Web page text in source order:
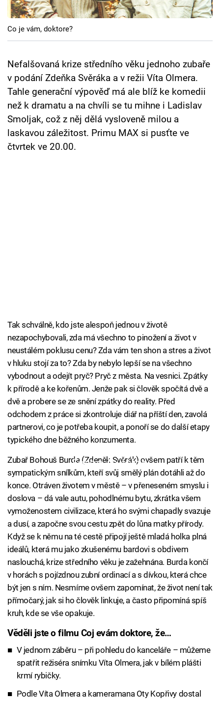
Cool Esport
Pořady
TV Program
Sledujte prima+
Sledujte nás
Co je vám, doktore?
Nefalšovaná krize středního věku jednoho zubaře
v podání Zdeňka Svěráka a v režii Víta Olmera.
Tahle generační výpověď má ale blíž ke komedii
než k dramatu a na chvíli se tu mihne i Ladislav
Smoljak, což z něj dělá vysloveně milou a
laskavou záležitost. Primu MAX si pusťte ve
čtvrtek ve 20.00.
Tak schválně, kdo jste alespoň jednou v životě
nezapochybovali, zda má všechno to pinožení a život v
neustálém poklusu cenu? Zda vám ten shon a stres a život
v hluku stojí za to? Zda by nebylo lepší se na všechno
vybodnout a odejít pryč? Pryč z města. Na vesnici. Zpátky
k přírodě a ke kořenům. Jenže pak si člověk spočítá dvě a
dvě a probere se ze snění zpátky do reality. Před
odchodem z práce si zkontroluje diář na příští den, zavolá
partnerovi, co je potřeba koupit, a ponoří se do další etapy
typického dne běžného konzumenta.
Failed to fetch
Zubař Bohouš Burda (Zdeněk Svěrák) ovšem patří k těm
sympatickým snílkům, kteří svůj smělý plán dotáhli až do
konce. Otráven životem v městě – v přeneseném smyslu i
doslova – dá vale autu, pohodlnému bytu, zkrátka všem
vymoženostem civilizace, která ho svými chapadly svazuje
a dusí, a započne svou cestu zpět do lůna matky přírody.
Když se k němu na té cestě připojí ještě mladá holka plná
ideálů, která mu jako zkušenému bardovi s obdivem
naslouchá, krize středního věku je zažehnána. Burda končí
v horách s pojízdnou zubní ordinací a s dívkou, která chce
být jen s ním. Nesmíme ovšem zapomínat, že život není tak
přímočarý, jak si ho člověk linkuje, a často připomíná spíš
kruh, kde se vše opakuje.
Věděli jste o filmu Coj evám doktore, že…
V jednom záběru – při pohledu do kanceláře – můžeme
spatřit režiséra snímku Víta Olmera, jak v bílém plášti
krmí rybičky.
Podle Víta Olmera a kameramana Oty Kopřivy dostal